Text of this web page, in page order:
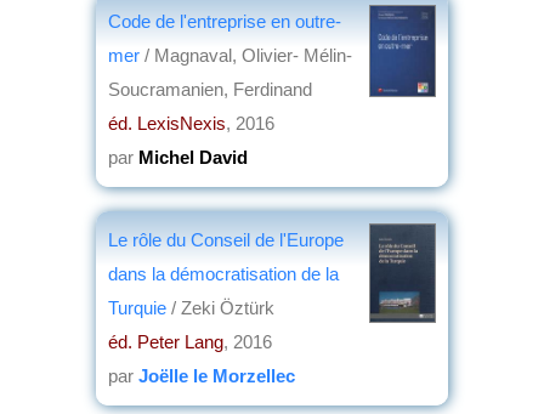
Code de l'entreprise en outre-
mer / Magnaval, Olivier- Mélin-
Soucramanien, Ferdinand
éd. LexisNexis, 2016
par Michel David
Le rôle du Conseil de l'Europe
dans la démocratisation de la
Turquie / Zeki Öztürk
éd. Peter Lang, 2016
par Joëlle le Morzellec